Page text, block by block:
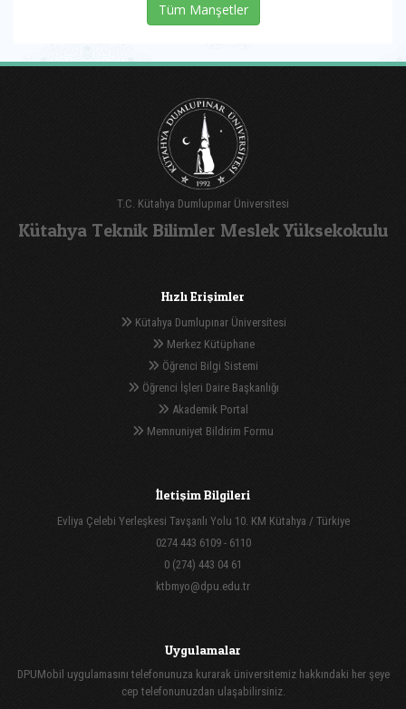
Tüm Manşetler
T.C. Kütahya Dumlupınar Üniversitesi
Kütahya Teknik Bilimler Meslek Yüksekokulu
Hızlı Erişimler
Kütahya Dumlupınar Üniversitesi
Merkez Kütüphane
Öğrenci Bilgi Sistemi
Öğrenci İşleri Daire Başkanlığı
Akademik Portal
Memnuniyet Bildirim Formu
İletişim Bilgileri
Evliya Çelebi Yerleşkesi Tavşanlı Yolu 10. KM Kütahya / Türkiye
0274 443 6109 - 6110
0 (274) 443 04 61
ktbmyo@dpu.edu.tr
Uygulamalar
DPUMobil uygulamasını telefonunuza kurarak üniversitemiz hakkındaki her şeye
cep telefonunuzdan ulaşabilirsiniz.